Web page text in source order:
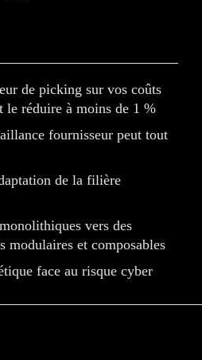
de picking sur vos coûts
le réduire à moins de 1 %
fournisseur peut tout
de la filière
vers des
modulaires et composables
face au risque cyber